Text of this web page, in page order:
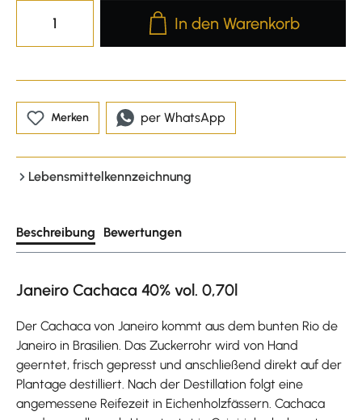
Produkt Anzahl: Gib den
In den Warenkorb
Merken per WhatsApp
Lebensmittelkennzeichnung
Beschreibung Bewertungen
Janeiro Cachaca 40% vol. 0,70l
Der Cachaca von Janeiro kommt aus dem bunten Rio de
Janeiro in Brasilien. Das Zuckerrohr wird von Hand
geerntet, frisch gepresst und anschließend direkt auf der
Plantage destilliert. Nach der Destillation folgt eine
angemessene Reifezeit in Eichenholzfässern. Cachaca